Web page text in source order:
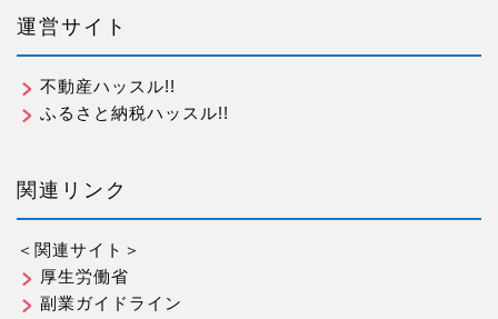
運営サイト
不動産ハッスル!!
ふるさと納税ハッスル!!
関連リンク
＜関連サイト＞
厚生労働省
副業ガイドライン